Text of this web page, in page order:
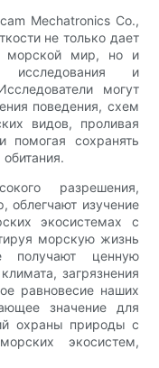
Mechatronics Co.,
не только дает
морской мир, но и
и
могут
поведения, схем
видов, проливая
помогая сохранять
разрешения,
изучение
экосистемах с
морскую жизнь
ценную
загрязнения
равновесие наших
значение для
охраны природы с
экосистем,